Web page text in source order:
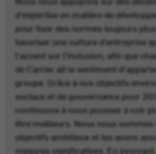
d'expertise en matière de
pour fixer des normes toujours
favoriser une culture d'entreprise
l'accent sur l'inclusion, afin que
de Carrier ait le sentiment
groupe. Grâce à nos objectifs
sociaux et de gouvernance pour
continuons à nous pousser à voir
être meilleurs. Nous nous sommes
objectifs ambitieux et les avons
mesures significatives. En